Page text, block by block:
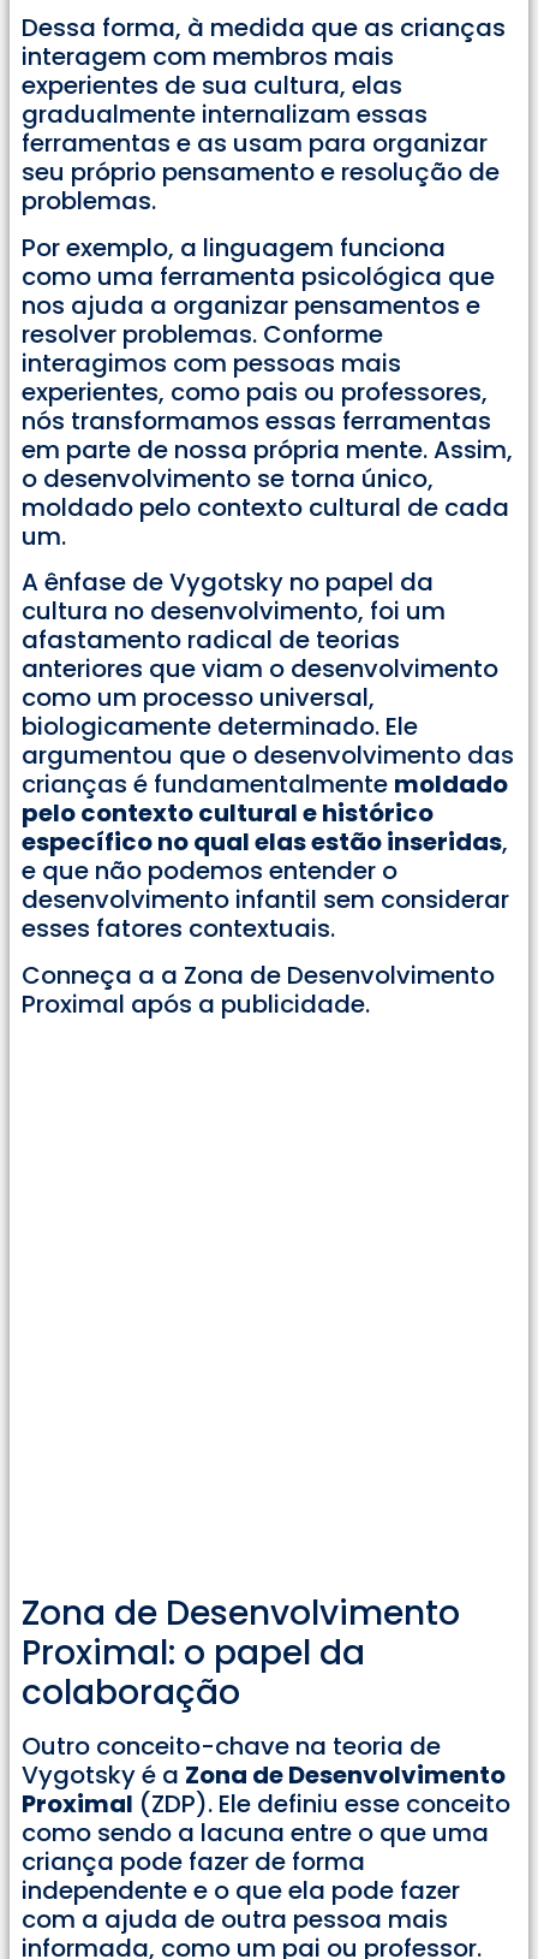
Dessa forma, à medida que as crianças
interagem com membros mais
experientes de sua cultura, elas
gradualmente internalizam essas
ferramentas e as usam para organizar
seu próprio pensamento e resolução de
problemas.
Por exemplo, a linguagem funciona
como uma ferramenta psicológica que
nos ajuda a organizar pensamentos e
resolver problemas. Conforme
interagimos com pessoas mais
experientes, como pais ou professores,
nós transformamos essas ferramentas
em parte de nossa própria mente. Assim,
o desenvolvimento se torna único,
moldado pelo contexto cultural de cada
um.
A ênfase de Vygotsky no papel da
cultura no desenvolvimento, foi um
afastamento radical de teorias
anteriores que viam o desenvolvimento
como um processo universal,
biologicamente determinado. Ele
argumentou que o desenvolvimento das
crianças é fundamentalmente moldado
pelo contexto cultural e histórico
específico no qual elas estão inseridas,
e que não podemos entender o
desenvolvimento infantil sem considerar
esses fatores contextuais.
Conneça a a Zona de Desenvolvimento
Proximal após a publicidade.
Zona de Desenvolvimento
Proximal: o papel da
colaboração
Outro conceito-chave na teoria de
Vygotsky é a Zona de Desenvolvimento
Proximal (ZDP). Ele definiu esse conceito
como sendo a lacuna entre o que uma
criança pode fazer de forma
independente e o que ela pode fazer
com a ajuda de outra pessoa mais
informada, como um pai ou professor.